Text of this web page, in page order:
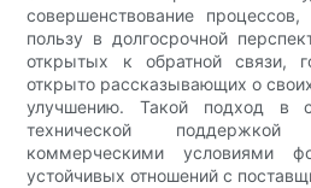
совершенствование
пользу в долгосрочной
открытых к обратной связи,
открыто рассказывающих о
улучшению. Такой подход в
технической
коммерческими условиями
устойчивых отношений с